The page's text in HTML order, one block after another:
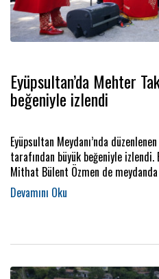
Eyüpsultan’da Mehter
beğeniyle izlendi
Eyüpsultan Meydanı’nda
tarafından büyük beğeniyle izlendi.
Mithat Bülent Özmen de
izledi.